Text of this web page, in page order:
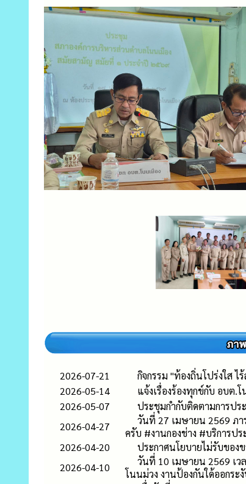
2026-07-21
กิจกรรม "ท้องถิ่นโปร่งใส
2026-05-14
แจ้งเรื่องร้องทุกข์กับ อบต.
2026-05-07
ประชุมกำกับติดตามการปร
2026-04-27
วันที่ 27 เมษายน 2569 ภ
ครับ #งานกองช่าง #บริการป
2026-04-20
ประกาศนโยบายไม่รับขอ
2026-04-10
วันที่ 10 เมษายน 2569 เว
โนนม่วง งานป้องกันใด้ออกระ